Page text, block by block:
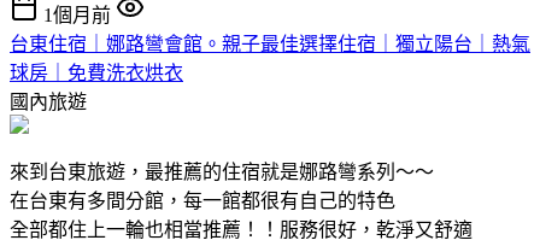
1個月前
台東住宿｜娜路彎會館。親子最佳選擇住宿｜獨立陽台｜熱氣
球房｜免費洗衣烘衣
國內旅遊
來到台東旅遊，最推薦的住宿就是娜路彎系列～～
在台東有多間分館，每一館都很有自己的特色
全部都住上一輪也相當推薦！！服務很好，乾淨又舒適